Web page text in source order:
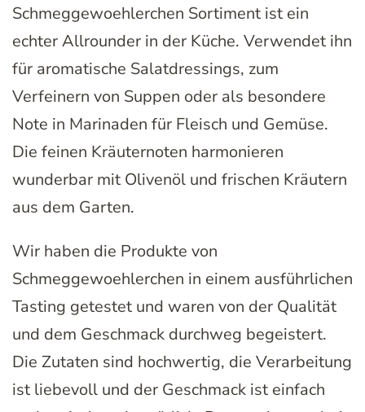
Schmeggewoehlerchen Sortiment ist ein
echter Allrounder in der Küche. Verwendet ihn
für aromatische Salatdressings, zum
Verfeinern von Suppen oder als besondere
Note in Marinaden für Fleisch und Gemüse.
Die feinen Kräuternoten harmonieren
wunderbar mit Olivenöl und frischen Kräutern
aus dem Garten.
Wir haben die Produkte von
Schmeggewoehlerchen in einem ausführlichen
Tasting getestet und waren von der Qualität
und dem Geschmack durchweg begeistert.
Die Zutaten sind hochwertig, die Verarbeitung
ist liebevoll und der Geschmack ist einfach